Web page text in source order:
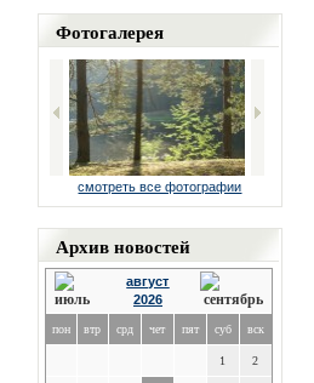
Фотогалерея
смотреть все фотографии
Архив новостей
август
2026
пон втр срд чет пят суб вск
1 2